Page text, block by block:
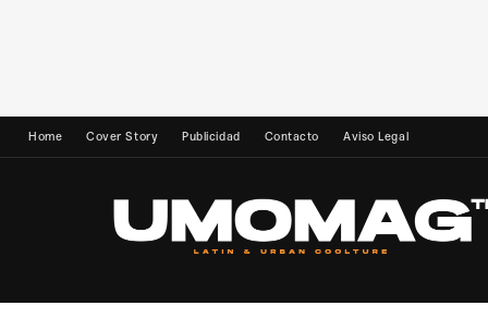
Home Cover Story Publicidad Contacto Aviso Legal